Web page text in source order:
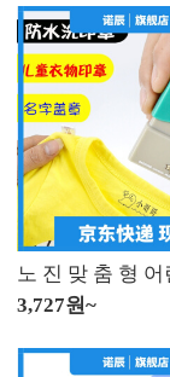
3,727원~